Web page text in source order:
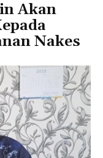
Akan
Nakes